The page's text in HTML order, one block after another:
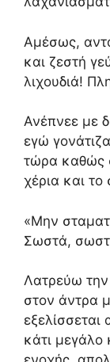
Αμέσως,
και ζεστή
λιχουδιά!
Ανέπνεε με
εγώ
τώρα καθώς
χέρια και
«Μην
Σωστά,
Λατρεύω την
στον άντρα
κάτι μεγάλο